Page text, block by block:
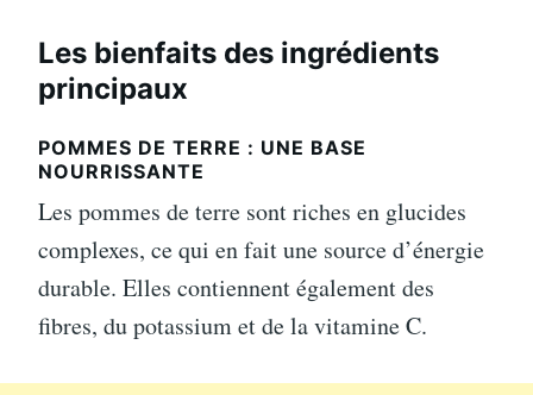
Les bienfaits des ingrédients
principaux
POMMES DE TERRE : UNE BASE
NOURRISSANTE
Les pommes de terre sont riches en glucides
complexes, ce qui en fait une source d’énergie
durable. Elles contiennent également des
fibres, du potassium et de la vitamine C.